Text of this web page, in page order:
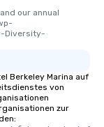
our annual
Diversity-
Berkeley Marina auf
von
zur